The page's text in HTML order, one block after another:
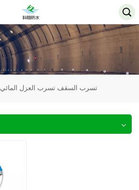
تسرب السقف تسرب العزل المائي